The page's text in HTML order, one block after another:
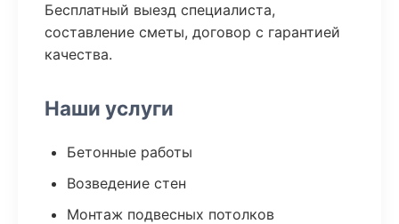
Бесплатный выезд специалиста,
составление сметы, договор с гарантией
качества.
Наши услуги
Бетонные работы
Возведение стен
Монтаж подвесных потолков